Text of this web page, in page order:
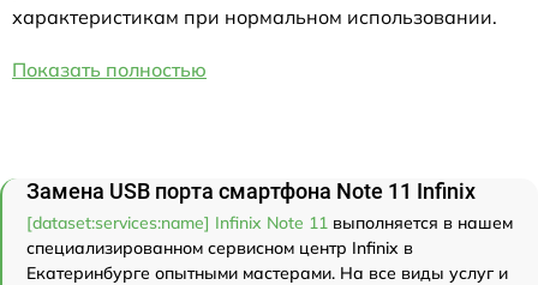
характеристикам при нормальном использовании.
Показать полностью
Замена USB порта смартфона Note 11 Infinix
[dataset:services:name] Infinix Note 11 выполняется в нашем
специализированном сервисном центр Infinix в
Екатеринбурге опытными мастерами. На все виды услуг и